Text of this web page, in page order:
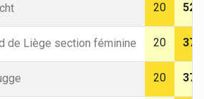
20 52
de Liège section féminine 20 37
20 37